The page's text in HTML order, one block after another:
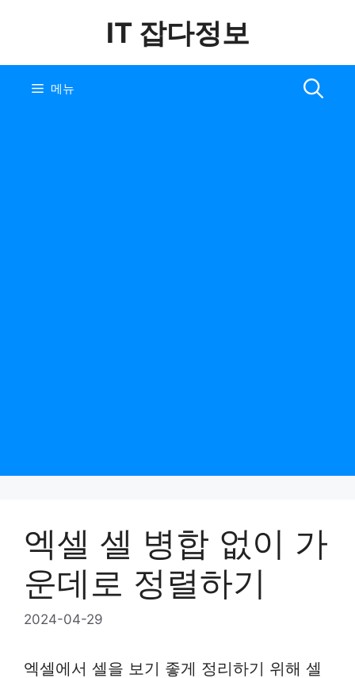
로
IT 잡다정보
메뉴
엑셀 셀 병합 없이 가
운데로 정렬하기
2024-04-29
엑셀에서 셀을 보기 좋게 정리하기 위해 셀